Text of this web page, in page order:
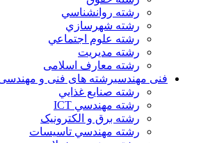
رشته روانشناسي
رشته شهرسازي
رشته علوم اجتماعي
رشته مديريت
رشته معارف اسلامی
فنی مهندسیرشته های فنی و
رشته صنايع غذايي
رشته مهندسي ICT
رشته برق و الکترونيک
رشته مهندسي تاسيسات